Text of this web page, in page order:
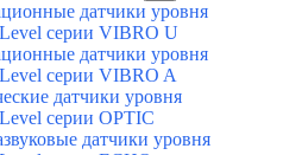
датчики уровня
серии VIBRO U
датчики уровня
серии VIBRO A
датчики уровня
серии OPTIC
датчики уровня